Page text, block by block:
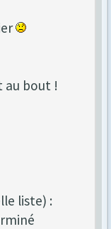
au bout !
liste) :